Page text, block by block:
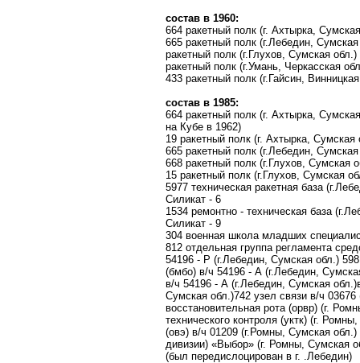
состав в 1960:
664 ракетный полк (г. Ахтырка,
665 ракетный полк (г.Лебедин,
ракетный полк (г.Глухов, Сумская обл.)
ракетный полк (г.Умань, Черкасская
433 ракетный полк (г.Гайсин,
состав в 1985:
664 ракетный полк (г. Ахтырка,
на Кубе в 1962)
19 ракетный полк (г. Ахтырка,
665 ракетный полк (г.Лебедин,
668 ракетный полк (г.Глухов, Сумская
15 ракетный полк (г.Глухов, Сумская
5977 техническая ракетная база
Силикат - 6
1534 ремонтно - техническая база
Силикат - 9
304 военная школа младших
812 отдельная группа регламента
54196 - Р (г.Лебедин, Сумская обл.)
(бмбо) в/ч 54196 - А (г.Лебедин,
в/ч 54196 - А (г.Лебедин, Сумская
Сумская обл.)742 узел связи в/ч
восстановительная рота (орвр) (г.
технического контроля (уктк) (г.
(овэ) в/ч 01209 (г.Ромны, Сумская
дивизии) «Выбор» (г. Ромны,
(был передислоцирован в г. .Лебедин)